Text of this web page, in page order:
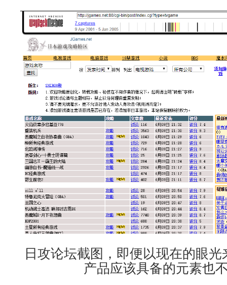
日攻论坛截图，即便以现在的眼
产品应该具备的元素也